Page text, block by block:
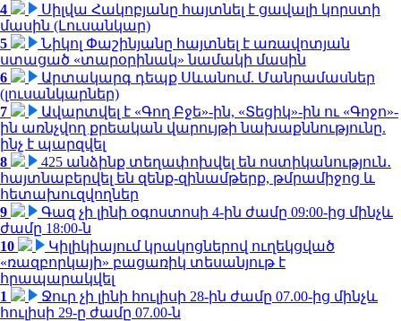
4
Սիլվա Հակոբյանը հայտնել է ցավալի կորստի
մասին (Լուսանկար)
5
Նիկոլ Փաշինյանը հայտնել է առավոտյան
ստացած «տարօրինակ» նամակի մասին
6
Արտակարգ դեպք Սևանում. Մանրամասներ
(լուսանկարներ)
7
Ավարտվել է «Գող Բջե»-ին, «Տեցիկ»-ին ու «Գոջո»-
ին առնչվող քրեական վարույթի նախաքննությունը.
ինչ է պարզվել
8
425 անձինք տեղափոխվել են ոստիկանություն․
հայտնաբերվել են զենք-զինամթերք, թմրամիջոց և
հետախուզվողներ
9
Գազ չի լինի օգոստոսի 4-ին ժամը 09:00-ից մինչև
ժամը 18:00-ն
10
Կիլիկիայում կրակոցներով ուղեկցված
«ռազբորկայի» բացառիկ տեսանյութ է
հրապարակվել
1
Ջուր չի լինի հուլիսի 28-ին ժամը 07.00-ից մինչև
հուլիսի 29-ը ժամը 07.00-ն